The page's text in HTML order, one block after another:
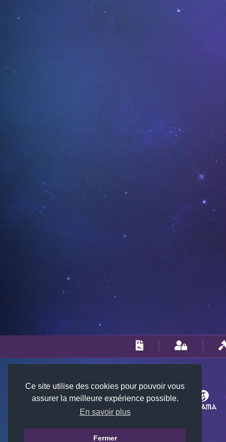
Ce site utilise des cookies pour pouvoir vous
assurer la meilleure expérience possible.
En savoir plus
Fermer